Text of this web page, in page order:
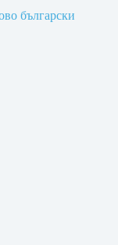
български